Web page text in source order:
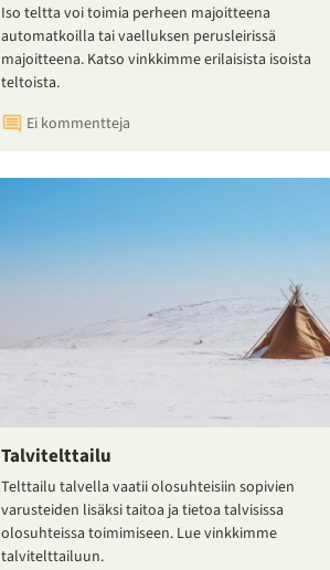
Iso teltta voi toimia perheen majoitteena
automatkoilla tai vaelluksen perusleirissä
majoitteena. Katso vinkkimme erilaisista isoista
teltoista.
Ei kommentteja
Talvitelttailu
Telttailu talvella vaatii olosuhteisiin sopivien
varusteiden lisäksi taitoa ja tietoa talvisissa
olosuhteissa toimimiseen. Lue vinkkimme
talvitelttailuun.